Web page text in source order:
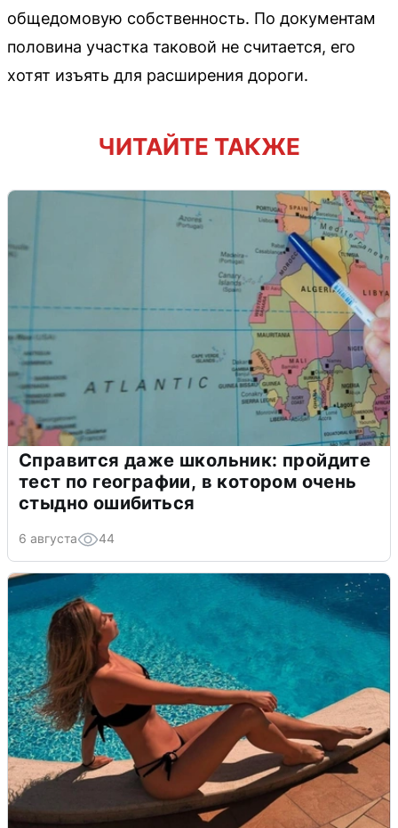
общедомовую собственность. По документам
половина участка таковой не считается, его
хотят изъять для расширения дороги.
ЧИТАЙТЕ ТАКЖЕ
Справится даже школьник: пройдите
тест по географии, в котором очень
стыдно ошибиться
6 августа 44